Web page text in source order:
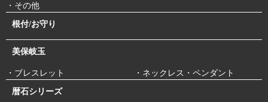
1/22
-新着商品 -
1/21
【 ラリマー 勾玉 】
つきましては、2024年5月7日(火)15:00以降のご注文から送料を変更
詳しくはこちらをご覧ください。
・その他
根付/お守り
美保岐玉
・ブレスレット ・ネックレス・ペンダント
暦石シリーズ